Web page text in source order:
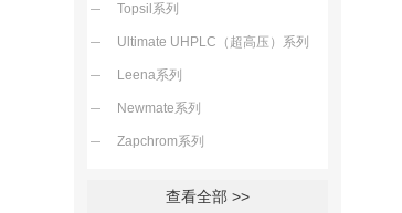
Topsil系列
Ultimate UHPLC（超高压）系列
Leena系列
Newmate系列
Zapchrom系列
查看全部 >>